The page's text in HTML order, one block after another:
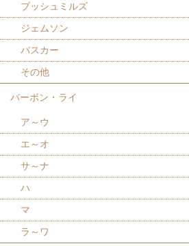
ブッシュミルズ
ジェムソン
バスカー
その他
バーボン・ライ
ア～ウ
エ～オ
サ～ナ
ハ
マ
ラ～ワ